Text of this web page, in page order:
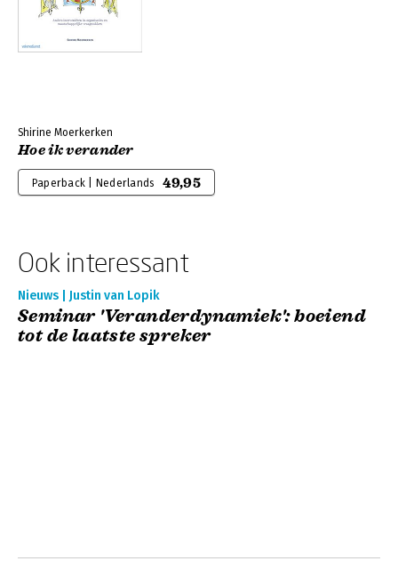
Shirine Moerkerken
Hoe ik verander
Paperback | Nederlands 49,95
Ook interessant
Nieuws | Justin van Lopik
Seminar 'Veranderdynamiek': boeiend
tot de laatste spreker